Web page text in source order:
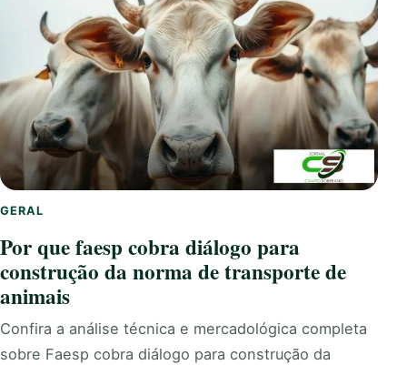
GERAL
Por que faesp cobra diálogo para
construção da norma de transporte de
animais
Confira a análise técnica e mercadológica completa
sobre Faesp cobra diálogo para construção da